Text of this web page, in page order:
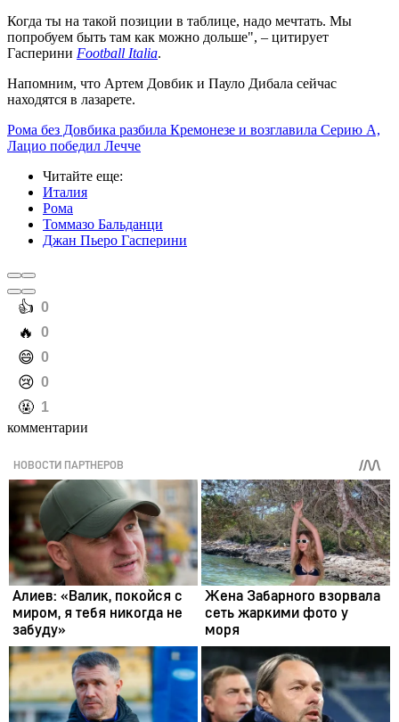
Когда ты на такой позиции в таблице, надо мечтать. Мы
попробуем быть там как можно дольше", – цитирует
Гасперини Football Italia.
Напомним, что Артем Довбик и Пауло Дибала сейчас
находятся в лазарете.
Рома без Довбика разбила Кремонезе и возглавила Серию А,
Лацио победил Лечче
Читайте еще:
Италия
Рома
Томмазо Бальданци
Джан Пьеро Гасперини
️👍 0
️🔥 0
️😄 0
️😢 0
️🤬 1
комментарии